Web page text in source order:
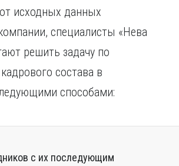
исходных данных
специалисты «Нева
решить задачу по
состава в
способами:
с их последующим